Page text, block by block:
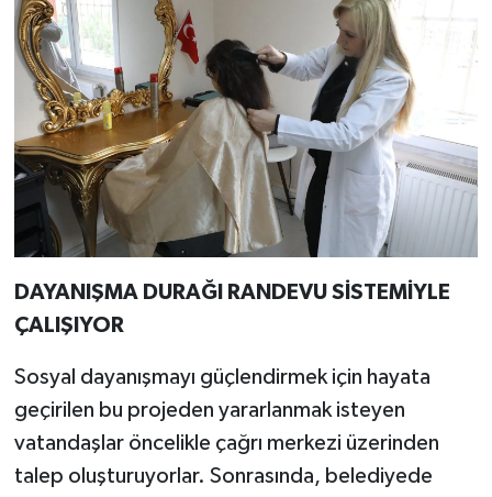
DAYANIŞMA DURAĞI RANDEVU SİSTEMİYLE
ÇALIŞIYOR
Sosyal dayanışmayı güçlendirmek için hayata
geçirilen bu projeden yararlanmak isteyen
vatandaşlar öncelikle çağrı merkezi üzerinden
talep oluşturuyorlar. Sonrasında, belediyede